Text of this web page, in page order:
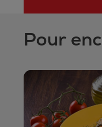
Pour